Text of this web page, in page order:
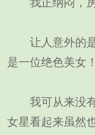
我正纳闷，房
让人意外的是
是一位绝色美女！
我可从来没有
女星看起来虽然